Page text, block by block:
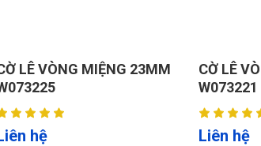
CỜ LÊ VÒNG MIỆNG 19MM
W073221
Liên hệ
CỜ LÊ
WOKIN
Liên hệ